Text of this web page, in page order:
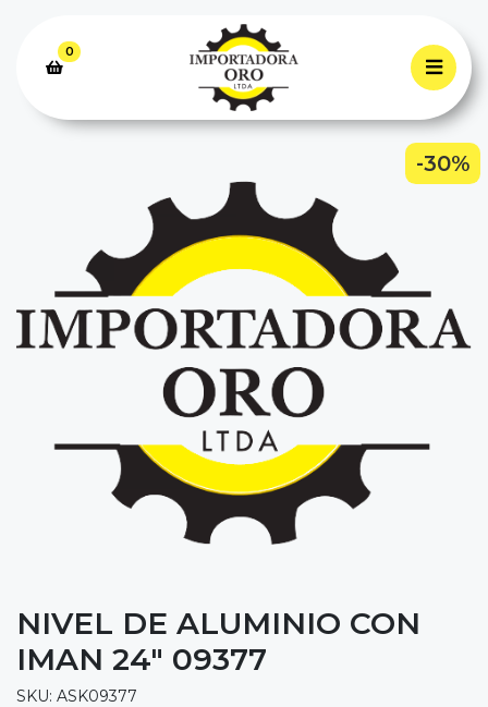
0
-30%
NIVEL DE ALUMINIO CON
IMAN 24" 09377
SKU: ASK09377